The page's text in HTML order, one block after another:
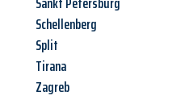
Schellenberg
Split
Tirana
Zagreb